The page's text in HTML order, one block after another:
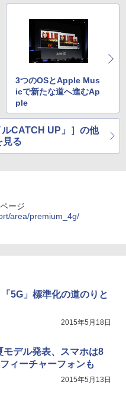
3つのOSとApple Mus
icで新たな道へ進むAp
ple
ルCATCH UP」］の他
見る
ージ
area/premium_4g/
「5G」標準化の道のりと
2015年5月18日
モデル発表、スマホは8
ィーチャーフォンも
2015年5月13日